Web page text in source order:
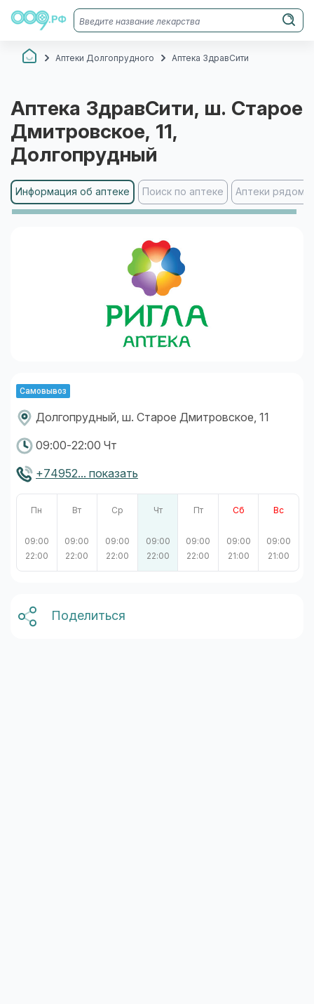
Аптеки Долгопрудного Аптека ЗдравСити
Аптека ЗдравСити, ш. Старое
Дмитровское, 11,
Долгопрудный
Информация об аптеке Поиск по аптеке Аптеки рядом
Самовывоз
Долгопрудный, ш. Старое Дмитровское, 11
09:00-22:00 Чт
+74952... показать
Пн
09:00
22:00
Вт
09:00
22:00
Ср
09:00
22:00
Чт
09:00
22:00
Пт
09:00
22:00
Сб
09:00
21:00
Вс
09:00
21:00
Поделиться